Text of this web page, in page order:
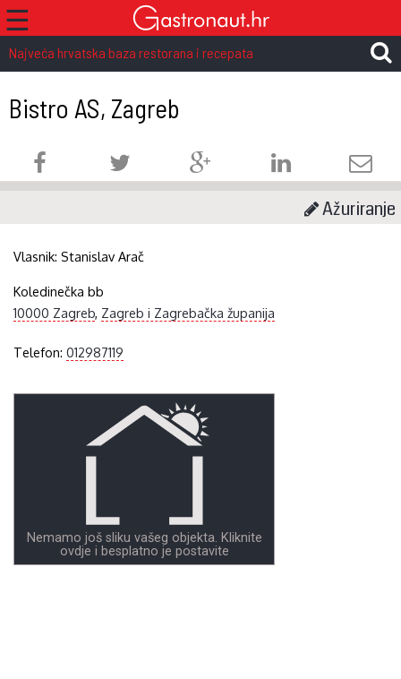
☰
Najveća hrvatska baza restorana i recepata
Bistro AS, Zagreb
Ažuriranje
Vlasnik:Stanislav Arač
Koledinečka bb
10000 Zagreb, Zagreb i Zagrebačka županija
Telefon:012987119
Nemamo još sliku vašeg objekta. Kliknite
ovdje i besplatno je postavite